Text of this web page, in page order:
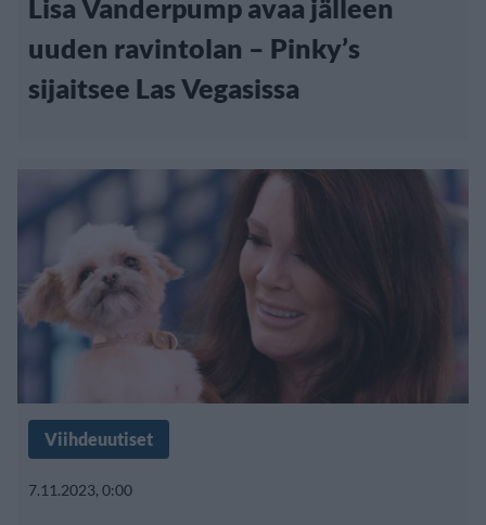
Lisa Vanderpump avaa jälleen
uuden ravintolan – Pinky’s
sijaitsee Las Vegasissa
Viihdeuutiset
7.11.2023, 0:00